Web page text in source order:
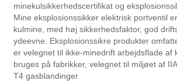
minekulsikkerhedscertifikat og
Mine eksplosionssikker elektrisk portventil
kulmine, med høj sikkerhedsfaktor, god
ydeevne. Eksplosionssikre produkter
er velegnet til ikke-minedrift arbejdsflade af
bruges på fabrikker, velegnet til miljøet af
T4 gasblandinger